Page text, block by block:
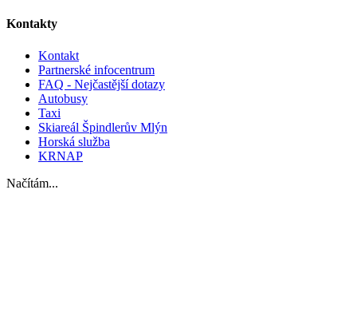
Kontakty
Kontakt
Partnerské infocentrum
FAQ - Nejčastější dotazy
Autobusy
Taxi
Skiareál Špindlerův Mlýn
Horská služba
KRNAP
Načítám...